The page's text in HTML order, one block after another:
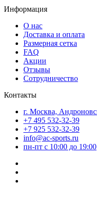
Информация
О нас
Доставка и оплата
Размерная сетка
FAQ
Акции
Отзывы
Сотрудничество
Контакты
г. Москва,
+7 495 532-32-39
+7 925 532-32-39
info@ac-sports.ru
пн-пт c 10:00 до 19:00